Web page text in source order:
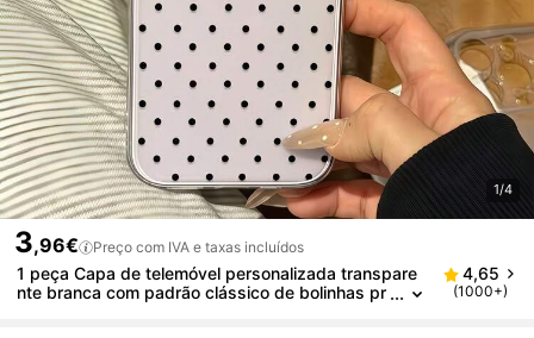
1/4
3,96€ Preço com IVA e taxas incluídos
1 peça Capa de telemóvel personalizada transpare
nte branca com padrão clássico de bolinhas pr
4,65
(1000+)